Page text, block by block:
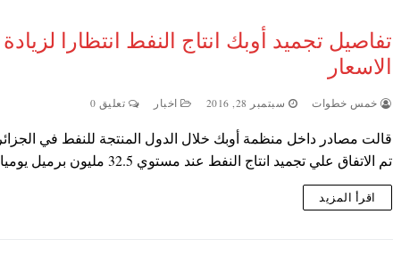
تفاصيل تجميد أوبك انتاج النفط انتظارا لزيادة
الاسعار
خمس خطوات سبتمبر 28, 2016 اخبار تعليق 0
قالت مصادر داخل منظمة أوبك خلال الدول المنتجة للنفط في
تم الاتفاق علي تجميد انتاج النفط عند مستوي 32.5 مليون برميل يوميا…
اقرأ المزيد